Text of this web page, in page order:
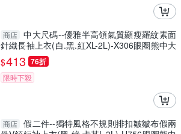
商店 中大尺碼--優雅半高領氣質顯瘦羅紋素面
針織長袖上衣(白.黑.紅XL-2L)-X306眼圈熊中大
尺碼
$413 76折
限時下殺
商店 假二件--獨特風格不規則排扣皺皺布假兩